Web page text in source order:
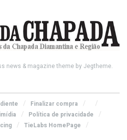
news & magazine theme by Jegtheme.
Finalizar compra
Política de privacidade
TieLabs HomePage